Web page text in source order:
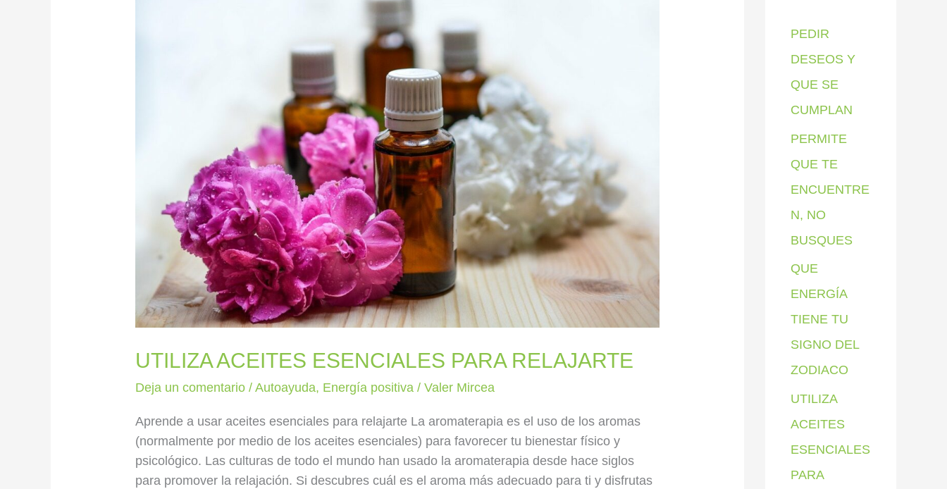
UTILIZA ACEITES ESENCIALES PARA RELAJARTE
Deja un comentario /Autoayuda, Energía positiva /Valer Mircea
Aprende a usar aceites esenciales para relajarte La aromaterapia es el uso de los aromas
(normalmente por medio de los aceites esenciales) para favorecer tu bienestar físico y
psicológico. Las culturas de todo el mundo han usado la aromaterapia desde hace siglos
para promover la relajación. Si descubres cuál es el aroma más adecuado para ti y disfrutas
o
r
:
PEDIR
DESEOS Y
QUE SE
CUMPLAN
PERMITE
QUE TE
ENCUENTRE
N, NO
BUSQUES
QUE
ENERGÍA
TIENE TU
SIGNO DEL
ZODIACO
UTILIZA
ACEITES
ESENCIALES
PARA